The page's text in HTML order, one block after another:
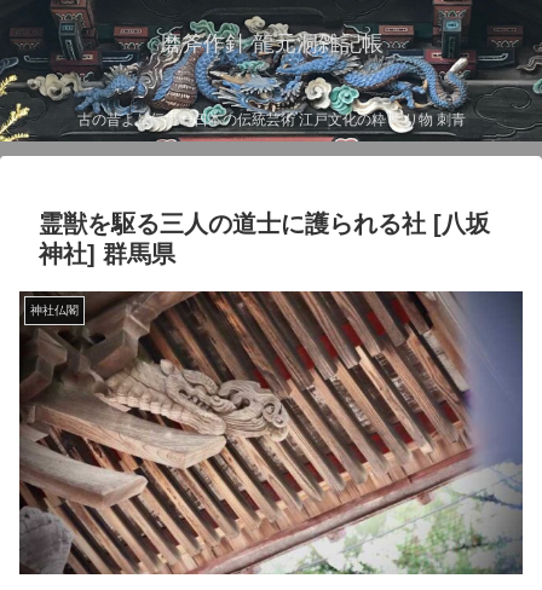
磨斧作針 龍元洞雑記帳
古の昔より伝わる日本の伝統芸術 江戸文化の粋 彫り物 刺青
霊獣を駆る三人の道士に護られる社 [八坂
神社] 群馬県
神社仏閣